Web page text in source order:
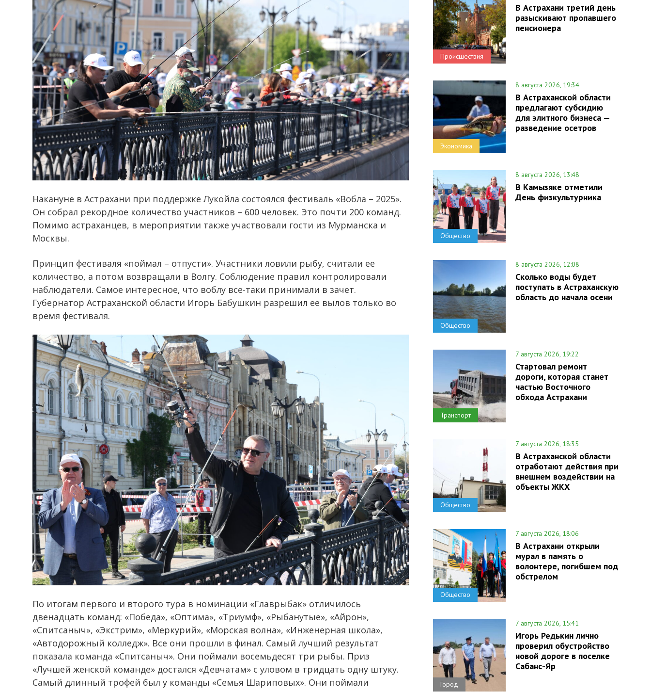
Накануне в Астрахани при поддержке Лукойла состоялся фестиваль «Вобла – 2025».
Он собрал рекордное количество участников – 600 человек. Это почти 200 команд.
Помимо астраханцев, в мероприятии также участвовали гости из Мурманска и
Москвы.
Принцип фестиваля «поймал – отпусти». Участники ловили рыбу, считали ее
количество, а потом возвращали в Волгу. Соблюдение правил контролировали
наблюдатели. Самое интересное, что воблу все-таки принимали в зачет.
Губернатор Астраханской области Игорь Бабушкин разрешил ее вылов только во
время фестиваля.
По итогам первого и второго тура в номинации «Главрыбак» отличилось
двенадцать команд: «Победа», «Оптима», «Триумф», «Рыбанутые», «Айрон»,
«Спитсаныч», «Экстрим», «Меркурий», «Морская волна», «Инженерная школа»,
«Автодорожный колледж». Все они прошли в финал. Самый лучший результат
показала команда «Спитсаныч». Они поймали восемьдесят три рыбы. Приз
«Лучшей женской команде» достался «Девчатам» с уловом в тридцать одну штуку.
Самый длинный трофей был у команды «Семья Шариповых». Они поймали
Происшествия
В Астрахани третий день
разыскивают пропавшего
пенсионера
Экономика
8 августа 2026, 19:34
В Астраханской области
предлагают субсидию
для элитного бизнеса —
разведение осетров
Общество
8 августа 2026, 13:48
В Камызяке отметили
День физкультурника
Общество
8 августа 2026, 12:08
Сколько воды будет
поступать в Астраханскую
область до начала осени
Транспорт
7 августа 2026, 19:22
Стартовал ремонт
дороги, которая станет
частью Восточного
обхода Астрахани
Общество
7 августа 2026, 18:35
В Астраханской области
отработают действия при
внешнем воздействии на
объекты ЖКХ
Общество
7 августа 2026, 18:06
В Астрахани открыли
мурал в память о
волонтере, погибшем под
обстрелом
Город
7 августа 2026, 15:41
Игорь Редькин лично
проверил обустройство
новой дороге в поселке
Сабанс-Яр